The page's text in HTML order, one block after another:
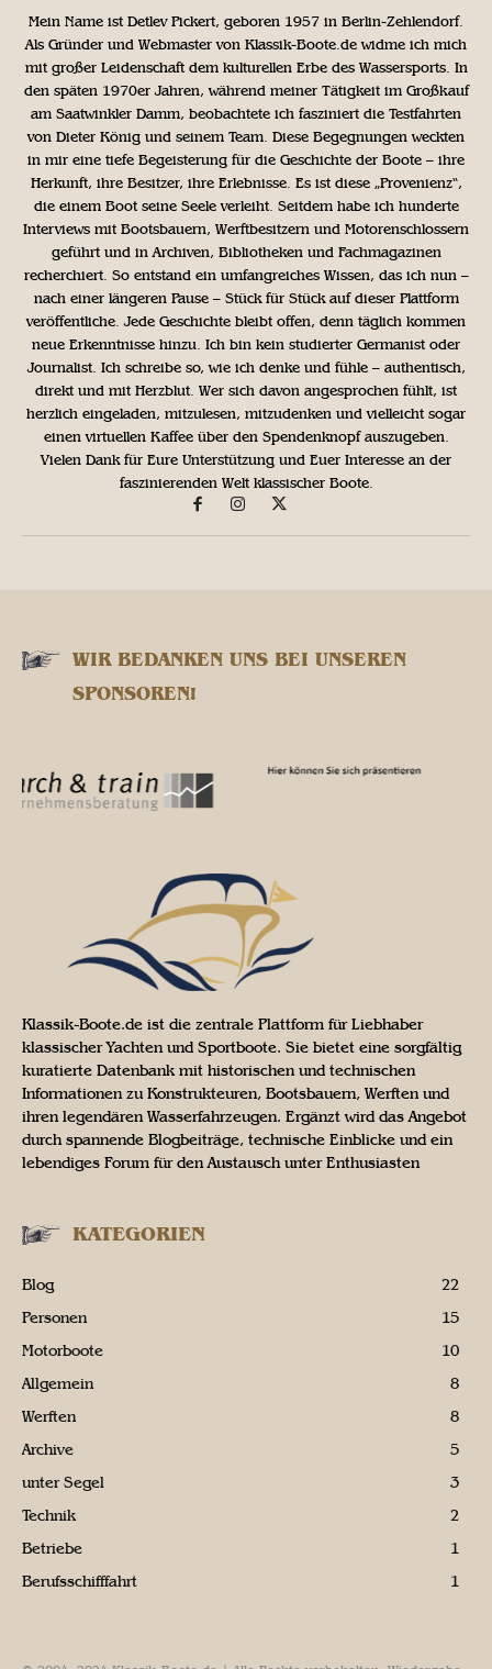
Mein Name ist Detlev Pickert, geboren 1957 in Berlin-Zehlendorf.
Als Gründer und Webmaster von Klassik-Boote.de widme ich mich
mit großer Leidenschaft dem kulturellen Erbe des Wassersports. In
den späten 1970er Jahren, während meiner Tätigkeit im Großkauf
am Saatwinkler Damm, beobachtete ich fasziniert die Testfahrten
von Dieter König und seinem Team. Diese Begegnungen weckten
in mir eine tiefe Begeisterung für die Geschichte der Boote – ihre
Herkunft, ihre Besitzer, ihre Erlebnisse. Es ist diese „Provenienz“,
die einem Boot seine Seele verleiht. Seitdem habe ich hunderte
Interviews mit Bootsbauern, Werftbesitzern und Motorenschlossern
geführt und in Archiven, Bibliotheken und Fachmagazinen
recherchiert. So entstand ein umfangreiches Wissen, das ich nun –
nach einer längeren Pause – Stück für Stück auf dieser Plattform
veröffentliche. Jede Geschichte bleibt offen, denn täglich kommen
neue Erkenntnisse hinzu. Ich bin kein studierter Germanist oder
Journalist. Ich schreibe so, wie ich denke und fühle – authentisch,
direkt und mit Herzblut. Wer sich davon angesprochen fühlt, ist
herzlich eingeladen, mitzulesen, mitzudenken und vielleicht sogar
einen virtuellen Kaffee über den Spendenknopf auszugeben.
Vielen Dank für Eure Unterstützung und Euer Interesse an der
faszinierenden Welt klassischer Boote.
WIR BEDANKEN UNS BEI UNSEREN
SPONSOREN!
Klassik-Boote.de ist die zentrale Plattform für Liebhaber
klassischer Yachten und Sportboote. Sie bietet eine sorgfältig
kuratierte Datenbank mit historischen und technischen
Informationen zu Konstrukteuren, Bootsbauern, Werften und
ihren legendären Wasserfahrzeugen. Ergänzt wird das Angebot
durch spannende Blogbeiträge, technische Einblicke und ein
lebendiges Forum für den Austausch unter Enthusiasten
KATEGORIEN
Blog
22
Personen
15
Motorboote
10
Allgemein
8
Werften
8
Archive
5
unter Segel
3
Technik
2
Betriebe
1
Berufsschifffahrt
1